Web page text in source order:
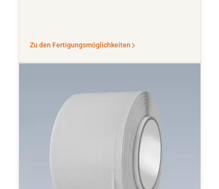
Zu den Fertigungsmöglichkeiten